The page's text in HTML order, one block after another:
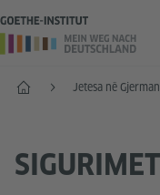
Faqja e parëJetesa në
SIGURIMET